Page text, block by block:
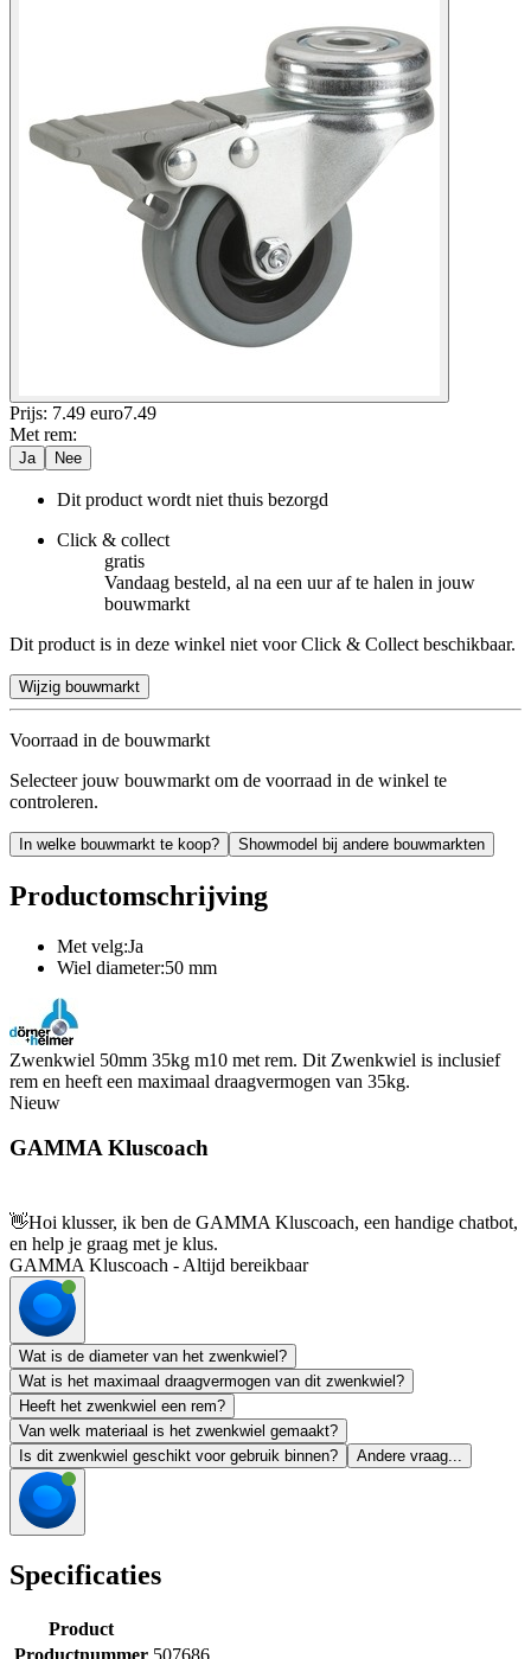
Prijs: 7.49 euro7.49
Met rem:
Ja Nee
Dit product wordt niet thuis bezorgd
Click & collect
gratis
Vandaag besteld, al na een uur af te halen in jouw
bouwmarkt
Dit product is in deze winkel niet voor Click & Collect beschikbaar.
Wijzig bouwmarkt
Voorraad in de bouwmarkt
Selecteer jouw bouwmarkt om de voorraad in de winkel te
controleren.
In welke bouwmarkt te koop? Showmodel bij andere bouwmarkten
Productomschrijving
Met velg:Ja
Wiel diameter:50 mm
Zwenkwiel 50mm 35kg m10 met rem. Dit Zwenkwiel is inclusief
rem en heeft een maximaal draagvermogen van 35kg.
Nieuw
GAMMA Kluscoach
👋Hoi klusser, ik ben de GAMMA Kluscoach, een handige chatbot,
en help je graag met je klus.
GAMMA Kluscoach - Altijd bereikbaar
Wat is de diameter van het zwenkwiel?
Wat is het maximaal draagvermogen van dit zwenkwiel?
Heeft het zwenkwiel een rem?
Van welk materiaal is het zwenkwiel gemaakt?
Is dit zwenkwiel geschikt voor gebruik binnen?
Andere vraag...
Specificaties
Product
Productnummer 507686